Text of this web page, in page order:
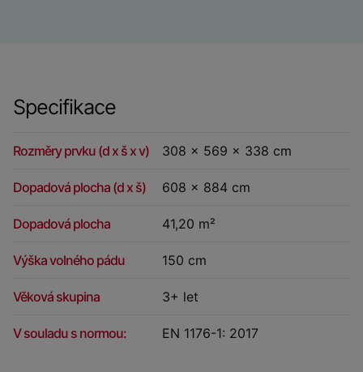
Specifikace
Rozměry prvku (d x š x v) 308 x 569 x 338 cm
Dopadová plocha (d x š) 608 x 884 cm
Dopadová plocha 41,20 m²
Výška volného pádu 150 cm
Věková skupina 3+ let
V souladu s normou: EN 1176-1: 2017